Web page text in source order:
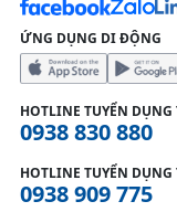
ỨNG DỤNG DI ĐỘNG
HOTLINE TUYỂN DỤNG
0938 830 880
HOTLINE TUYỂN
0938 909 775